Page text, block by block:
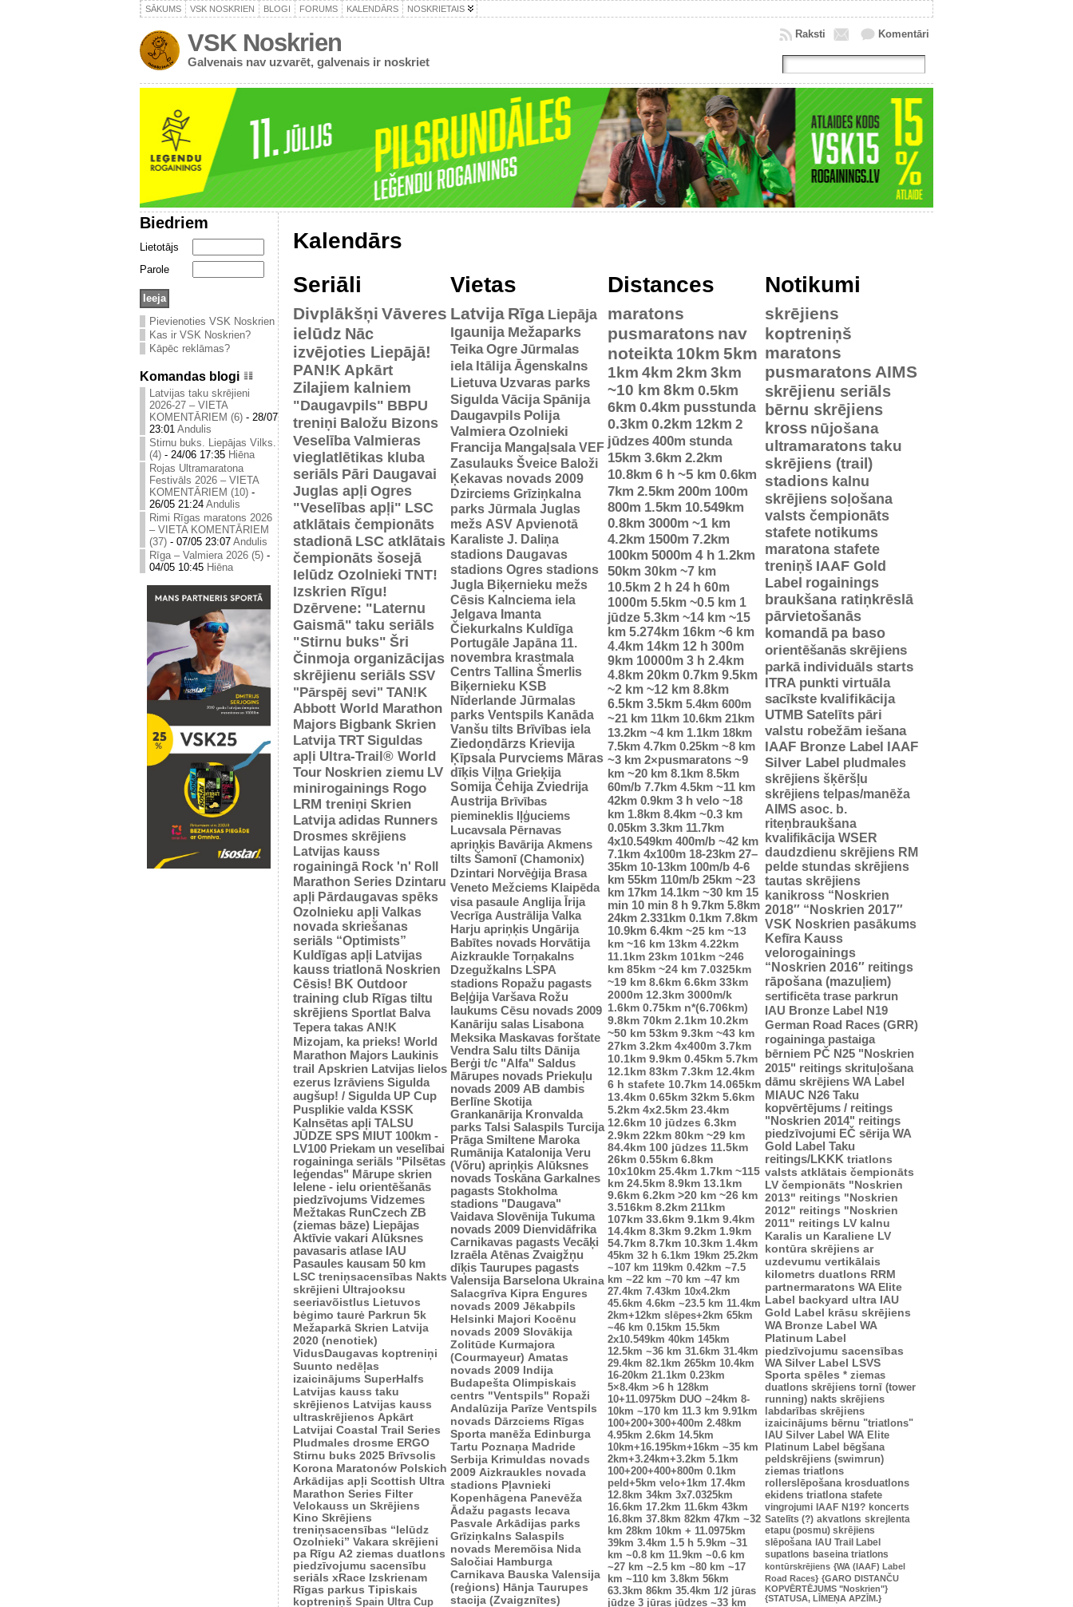
SĀKUMS VSK NOSKRIEN BLOGI FORUMS KALENDĀRS NOSKRIETAIS
VSK Noskrien
Galvenais nav uzvarēt, galvenais ir noskriet
Komentāri
Raksti
Biedriem
Lietotājs
Parole
Pievienoties VSK Noskrien
Kas ir VSK Noskrien?
Kāpēc reklāmas?
Komandas blogi
Latvijas taku skrējieni
2026-27 – VIETA
KOMENTĀRIEM (6) - 28/07
23:01 Andulis
Stirnu buks. Liepājas Vilks.
(4) - 24/06 17:35 Hiēna
Rojas Ultramaratona
Festivāls 2026 – VIETA
KOMENTĀRIEM (10) -
26/05 21:24 Andulis
Rimi Rīgas maratons 2026
– VIETA KOMENTĀRIEM
(37) - 07/05 23:07 Andulis
Rīga – Valmiera 2026 (5) -
04/05 10:45 Hiēna
Kalendārs
Seriāli
Divplākšņi Vāveres
ielūdz Nāc
izvējoties Liepājā!
PAN!K Apkārt
Zilajiem kalniem
"Daugavpils" BBPU
treniņi Baložu Bizons
Veselība Valmieras
vieglatlētikas kluba
seriāls Pāri Daugavai
Juglas apļi Ogres
"Veselības apļi" LSC
atklātais čempionāts
stadionā LSC atklātais
čempionāts šosejā
Ielūdz Ozolnieki TNT!
Izskrien Rīgu!
Dzērvene: "Laternu
Gaismā" taku seriāls
"Stirnu buks" Šri
Činmoja organizācijas
skrējienu seriāls SSV
"Pārspēj sevi" TAN!K
Abbott World Marathon
Majors Bigbank Skrien
Latvija TRT Siguldas
apļi Ultra-Trail® World
Tour Noskrien ziemu LV
minirogainings Rogo
LRM treniņi Skrien
Latvija adidas Runners
Drosmes skrējiens
Latvijas kauss
rogainingā Rock 'n' Roll
Marathon Series Dzintaru
apļi Pārdaugavas spēks
Ozolnieku apļi Valkas
novada skriešanas
seriāls “Optimists”
Kuldīgas apļi Latvijas
kauss triatlonā Noskrien
Cēsis! BK Outdoor
training club Rīgas tiltu
skrējiens Sportlat Balva
Tepera takas AN!K
Mizojam, ka prieks! World
Marathon Majors Laukinis
trail Apskrien Latvijas lielos
ezerus Izrāviens Sigulda
augšup! / Sigulda UP Cup
Pusplikie valda KSSK
Kalnsētas apļi TALSU
JŪDZE SPS MIUT 100km -
LV100 Priekam un veselībai
rogaininga seriāls "Pilsētas
leģendas" Mārupe skrien
Ielene - ielu orientēšanās
piedzīvojums Vidzemes
Mežtakas RunCzech ZB
(ziemas bāze) Liepājas
Aktīvie vakari Alūksnes
pavasaris atlase IAU
Pasaules kausam 50 km
LSC treniņsacensības Nakts
skrējieni Ultrajooksu
seeriavõistlus Lietuvos
bėgimo taurė Parkrun 5k
Mežaparkā Skrien Latvija
2020 (nenotiek)
VidusDaugavas koptreniņi
Suunto nedēļas
izaicinājums SuperHalfs
Latvijas kauss taku
skrējienos Latvijas kauss
ultraskrējienos Apkārt
Latvijai Coastal Trail Series
Pludmales drosme ERGO
Stirnu buks 2025 Brīvsolis
Korona Maratonów Polskich
Arkādijas apļi Scottish Ultra
Marathon Series Filter
Velokauss un Skrējiens
Kino Skrējiens
treniņsacensības “Ielūdz
Ozolnieki” Vakara skrējieni
pa Rīgu A2 ziemas duatlons
piedzīvojumu sacensību
seriāls xRace Izskrienam
Rīgas parkus Tipiskais
koptreniņš Spain Ultra Cup
Vietas
Latvija Rīga Liepāja
Igaunija Mežaparks
Teika Ogre Jūrmalas
iela Itālija Āgenskalns
Lietuva Uzvaras parks
Sigulda Vācija Spānija
Daugavpils Polija
Valmiera Ozolnieki
Francija Mangaļsala VEF
Zasulauks Šveice Baloži
Ķekavas novads 2009
Dzirciems Grīziņkalna
parks Jūrmala Juglas
mežs ASV Apvienotā
Karaliste J. Daliņa
stadions Daugavas
stadions Ogres stadions
Jugla Biķernieku mežs
Cēsis Kalnciema iela
Jelgava Imanta
Čiekurkalns Kuldīga
Portugāle Japāna 11.
novembra krastmala
Centrs Tallina Šmerlis
Biķernieku KSB
Nīderlande Jūrmalas
parks Ventspils Kanāda
Vanšu tilts Brīvības iela
Ziedoņdārzs Krievija
Ķīpsala Purvciems Māras
dīķis Viļņa Grieķija
Somija Čehija Zviedrija
Austrija Brīvības
piemineklis Iļģuciems
Lucavsala Pērnavas
apriņķis Bavārija Akmens
tilts Šamonī (Chamonix)
Dzintari Norvēģija Brasa
Veneto Mežciems Klaipēda
visa pasaule Anglija Īrija
Vecrīga Austrālija Valka
Harju apriņķis Ungārija
Babītes novads Horvātija
Aizkraukle Torņakalns
Dzegužkalns LSPA
stadions Ropažu pagasts
Beļģija Varšava Rožu
laukums Cēsu novads 2009
Kanāriju salas Lisabona
Meksika Maskavas forštate
Vendra Salu tilts Dānija
Berģi t/c "Alfa" Saldus
Mārupes novads Priekuļu
novads 2009 AB dambis
Berlīne Skotija
Grankanārija Kronvalda
parks Talsi Salaspils Turcija
Prāga Smiltene Maroka
Rumānija Katalonija Veru
(Võru) apriņķis Alūksnes
novads Toskāna Garkalnes
pagasts Stokholma
stadions "Daugava"
Vaidava Slovēnija Tukuma
novads 2009 Dienvidāfrika
Carnikavas pagasts Vecāķi
Izraēla Atēnas Zvaigžņu
dīķis Taurupes pagasts
Valensija Barselona Ukraina
Salacgrīva Kipra Engures
novads 2009 Jēkabpils
Helsinki Majori Kocēnu
novads 2009 Slovākija
Zolitūde Kurmajora
(Courmayeur) Amatas
novads 2009 Indija
Budapešta Olimpiskais
centrs "Ventspils" Ropaži
Andalūzija Parīze Ventspils
novads Dārzciems Rīgas
Sporta manēža Edinburga
Tartu Poznaņa Madride
Serbija Krimuldas novads
2009 Aizkraukles novada
stadions Pļavnieki
Kopenhāgena Panevēža
Ādažu pagasts Iecava
Pasvale Arkādijas parks
Grīziņkalns Salaspils
novads Meremõisa Nida
Saločiai Hamburga
Carnikava Bauska Valensija
(reģions) Hānja Taurupes
stacija (Zvaigznītes)
Distances
maratons
pusmaratons nav
noteikta 10km 5km
1km 4km 2km 3km
~10 km 8km 0.5km
6km 0.4km pusstunda
0.3km 0.2km 12km 2
jūdzes 400m stunda
15km 3.6km 2.2km
10.8km 6 h ~5 km 0.6km
7km 2.5km 200m 100m
800m 1.5km 10.549km
0.8km 3000m ~1 km
4.2km 1500m 7.2km
100km 5000m 4 h 1.2km
50km 30km ~7 km
10.5km 2 h 24 h 60m
1000m 5.5km ~0.5 km 1
jūdze 5.3km ~14 km ~15
km 5.274km 16km ~6 km
4.4km 14km 12 h 300m
9km 10000m 3 h 2.4km
4.8km 20km 0.7km 9.5km
~2 km ~12 km 8.8km
6.5km 3.5km 5.4km 600m
~21 km 11km 10.6km 21km
13.2km ~4 km 1.1km 18km
7.5km 4.7km 0.25km ~8 km
~3 km 2×pusmaratons ~9
km ~20 km 8.1km 8.5km
60m/b 7.7km 4.5km ~11 km
42km 0.9km 3 h velo ~18
km 1.8km 8.4km ~0.3 km
0.05km 3.3km 11.7km
4x10.549km 400m/b ~42 km
7.1km 4x100m 18-23km 27–
35km 10-13km 100m/b 4-6
km 55km 110m/b 25km ~23
km 17km 14.1km ~30 km 15
min 10 min 8 h 9.7km 5.8km
24km 2.331km 0.1km 7.8km
10.9km 6.4km ~25 km ~13
km ~16 km 13km 4.22km
11.1km 23km 101km ~246
km 85km ~24 km 7.0325km
~19 km 8.6km 6.6km 33km
2000m 12.3km 3000m/k
1.6km 0.75km n*(6.706km)
9.8km 70km 2.1km 10.2km
~50 km 53km 9.3km ~43 km
27km 3.2km 4x400m 3.7km
10.1km 9.9km 0.45km 5.7km
12.1km 83km 7.3km 12.4km
6 h stafete 10.7km 14.065km
13.4km 0.65km 32km 5.6km
5.2km 4x2.5km 23.4km
12.6km 10 jūdzes 6.3km
2.9km 22km 80km ~29 km
84.4km 100 jūdzes 11.5km
26km 0.55km 6.8km
10x10km 25.4km 1.7km ~115
km 24.5km 8.9km 13.1km
9.6km 6.2km >20 km ~26 km
3.516km 8.2km 211km
107km 33.6km 9.1km 9.4km
14.4km 8.3km 9.2km 1.9km
54.7km 8.7km 10.3km 1.4km
45km 32 h 6.1km 19km 25.2km
~107 km 119km 0.42km ~7.5
km ~22 km ~70 km ~47 km
27.4km 7.43km 10x4.2km
45.6km 4.6km ~23.5 km 11.4km
2km+12km slēpes+2km 65km
~46 km 0.15km 15.5km
2x10.549km 40km 145km
12.5km ~36 km 31.6km 31.4km
29.4km 82.1km 265km 10.4km
16-20km 21.1km 0.23km
5×8.4km >6 h 128km
10+11.0975km DUO ~24km 8-
10km ~170 km 11.3 km 9.91km
100+200+300+400m 2.48km
4.95km 2.6km 14.5km
10km+16.195km+16km ~35 km
2km+3.24km+3.2km 5.1km
100+200+400+800m 0.1km
peld+5km velo+1km 17.4km
12.8km 34km 3x7.0325km
16.6km 17.2km 11.6km 43km
16.8km 37.8km 82km 47km ~32
km 28km 10km + 11.0975km
39km 3.4km 1.5 h 5.9km ~31
km ~0.8 km 11.9km ~0.6 km
~27 km ~2.5 km ~80 km ~17
km ~110 km 3.8km 56km
63.3km 86km 35.4km 1/2 jūras
jūdze 3 jūras jūdzes ~33 km
Notikumi
skrējiens
koptreniņš
maratons
pusmaratons AIMS
skrējienu seriāls
bērnu skrējiens
kross nūjošana
ultramaratons taku
skrējiens (trail)
stadions kalnu
skrējiens soļošana
valsts čempionāts
stafete notikums
maratona stafete
treniņš IAAF Gold
Label rogainings
braukšana ratiņkrēslā
pārvietošanās
komandā pa baso
orientēšanās skrējiens
parkā individuāls starts
ITRA punkti virtuāla
sacīkste kvalifikācija
UTMB Satelīts pāri
valstu robežām iešana
IAAF Bronze Label IAAF
Silver Label pludmales
skrējiens šķēršļu
skrējiens telpas/manēža
AIMS asoc. b.
riteņbraukšana
kvalifikācija WSER
daudzdienu skrējiens RM
pelde stundas skrējiens
tautas skrējiens
kanikross “Noskrien
2018″ “Noskrien 2017″
VSK Noskrien pasākums
Kefīra Kauss
velorogainings
“Noskrien 2016″ reitings
rāpošana (mazuļiem)
sertificēta trase parkrun
IAU Bronze Label N19
German Road Races (GRR)
rogaininga pastaiga
bērniem PČ N25 "Noskrien
2015" reitings skrituļošana
dāmu skrējiens WA Label
MIAUC N26 Taku
kopvērtējums / reitings
"Noskrien 2014" reitings
piedzīvojumi EČ sērija WA
Gold Label Taku
reitings/LKKK triatlons
valsts atklātais čempionāts
LV čempionāts "Noskrien
2013" reitings "Noskrien
2012" reitings "Noskrien
2011" reitings LV kalnu
Karalis un Karaliene LV
kontūra skrējiens ar
uzdevumu vertikālais
kilometrs duatlons RRM
partnermaratons WA Elite
Label backyard ultra IAU
Gold Label krāsu skrējiens
WA Bronze Label WA
Platinum Label
piedzīvojumu sacensības
WA Silver Label LSVS
Sporta spēles * ziemas
duatlons skrējiens tornī (tower
running) nakts skrējiens
labdarības skrējiens
izaicinājums bērnu "triatlons"
IAU Silver Label WA Elite
Platinum Label bēgšana
peldskrējiens (swimrun)
ziemas triatlons
rollerslēpošana krosduatlons
ekidens triatlona stafete
vingrojumi IAAF N19? koncerts
Satelīts (?) akvatlons skrejlenta
etapu (posmu) skrējiens
slēpošana
IAU Trail Label
supatlons baseina triatlons
kontūrskrējiens {WA (IAAF) Label
Road Races} {GARO DISTANČU
KOPVĒRTĒJUMS "Noskrien"}
{STATUSA, LĪMEŅA APZĪM.}